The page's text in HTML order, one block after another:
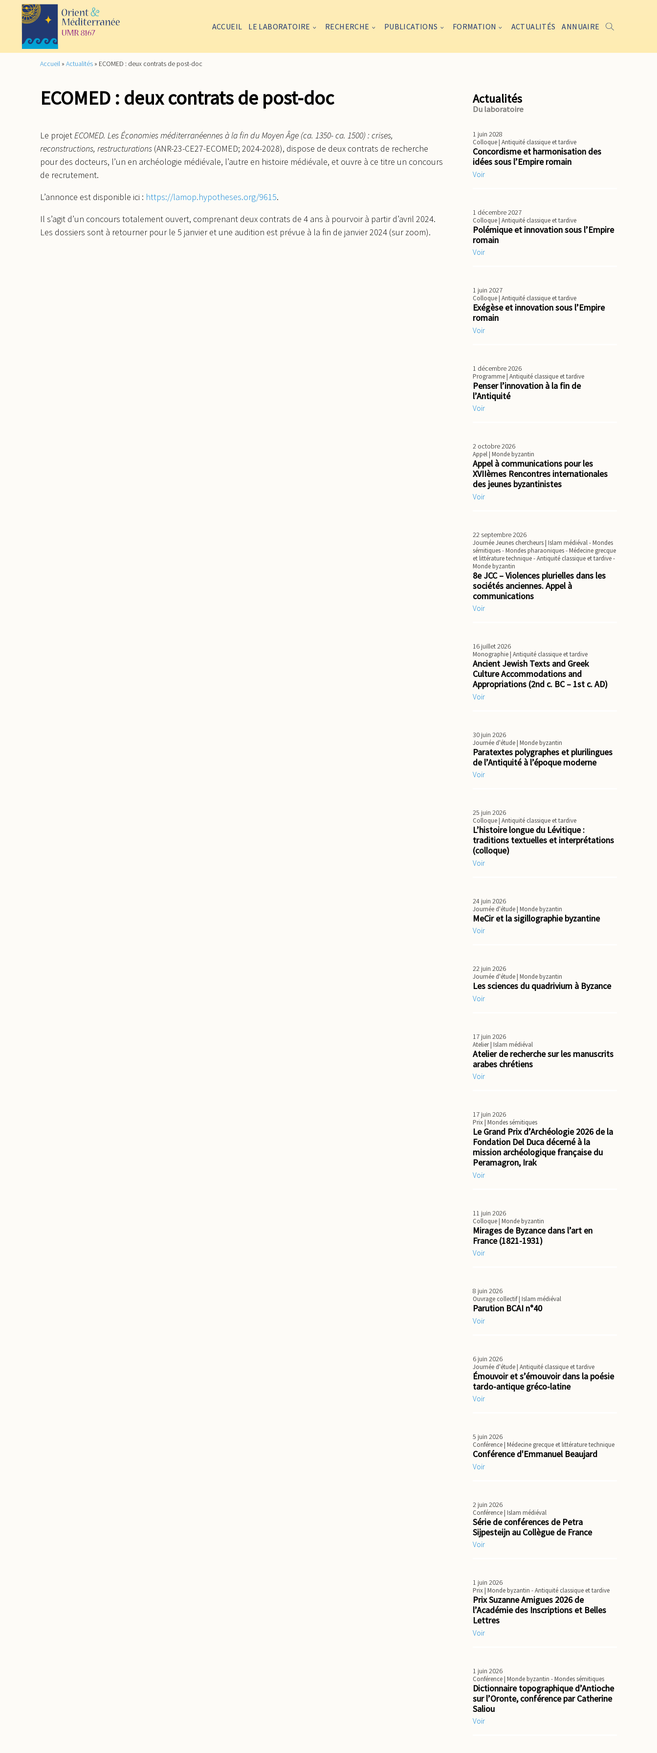
ACCUEIL LE LABORATOIRE RECHERCHE PUBLICATIONS FORMATION ACTUALITÉS ANNUAIRE
Accueil » Actualités » ECOMED : deux contrats de post-doc
ECOMED : deux contrats de post-doc
Le projetECOMED. Les Économies méditerranéennes à la fin du Moyen Âge (ca. 1350- ca. 1500) : crises,
reconstructions, restructurations (ANR-23-CE27-ECOMED; 2024-2028), dispose de deux contrats de recherche
pour des docteurs, l’un en archéologie médiévale, l’autre en histoire médiévale, et ouvre à ce titre un concours
de recrutement.
L’annonce est disponible ici : https://lamop.hypotheses.org/9615.
Il s’agit d’un concours totalement ouvert, comprenant deux contrats de 4 ans à pourvoir à partir d’avril 2024.
Les dossiers sont à retourner pour le 5 janvier et une audition est prévue à la fin de janvier 2024 (sur zoom).
Actualités
Du laboratoire
1 juin 2028
Colloque| Antiquité classique et tardive
Concordisme et harmonisation des
idées sous l’Empire romain
Voir
1 décembre 2027
Colloque| Antiquité classique et tardive
Polémique et innovation sous l’Empire
romain
Voir
1 juin 2027
Colloque| Antiquité classique et tardive
Exégèse et innovation sous l’Empire
romain
Voir
1 décembre 2026
Programme| Antiquité classique et tardive
Penser l’innovation à la fin de
l’Antiquité
Voir
2 octobre 2026
Appel| Monde byzantin
Appel à communications pour les
XVIIèmes Rencontres internationales
des jeunes byzantinistes
Voir
22 septembre 2026
Journée Jeunes chercheurs| Islam médiéval - Mondes
sémitiques - Mondes pharaoniques - Médecine grecque
et littérature technique - Antiquité classique et tardive -
Monde byzantin
8e JCC – Violences plurielles dans les
sociétés anciennes. Appel à
communications
Voir
16 juillet 2026
Monographie| Antiquité classique et tardive
Ancient Jewish Texts and Greek
Culture Accommodations and
Appropriations (2nd c. BC – 1st c. AD)
Voir
30 juin 2026
Journée d'étude| Monde byzantin
Paratextes polygraphes et plurilingues
de l’Antiquité à l’époque moderne
Voir
25 juin 2026
Colloque| Antiquité classique et tardive
L’histoire longue du Lévitique :
traditions textuelles et interprétations
(colloque)
Voir
24 juin 2026
Journée d'étude| Monde byzantin
MeCir et la sigillographie byzantine
Voir
22 juin 2026
Journée d'étude| Monde byzantin
Les sciences du quadrivium à Byzance
Voir
17 juin 2026
Atelier| Islam médiéval
Atelier de recherche sur les manuscrits
arabes chrétiens
Voir
17 juin 2026
Prix| Mondes sémitiques
Le Grand Prix d’Archéologie 2026 de la
Fondation Del Duca décerné à la
mission archéologique française du
Peramagron, Irak
Voir
11 juin 2026
Colloque| Monde byzantin
Mirages de Byzance dans l’art en
France (1821-1931)
Voir
8 juin 2026
Ouvrage collectif| Islam médiéval
Parution BCAI n°40
Voir
6 juin 2026
Journée d'étude| Antiquité classique et tardive
Émouvoir et s’émouvoir dans la poésie
tardo-antique gréco-latine
Voir
5 juin 2026
Conférence| Médecine grecque et littérature technique
Conférence d'Emmanuel Beaujard
Voir
2 juin 2026
Conférence| Islam médiéval
Série de conférences de Petra
Sijpesteijn au Collègue de France
Voir
1 juin 2026
Prix| Monde byzantin - Antiquité classique et tardive
Prix Suzanne Amigues 2026 de
l’Académie des Inscriptions et Belles
Lettres
Voir
1 juin 2026
Conférence| Monde byzantin - Mondes sémitiques
Dictionnaire topographique d’Antioche
sur l’Oronte, conférence par Catherine
Saliou
Voir